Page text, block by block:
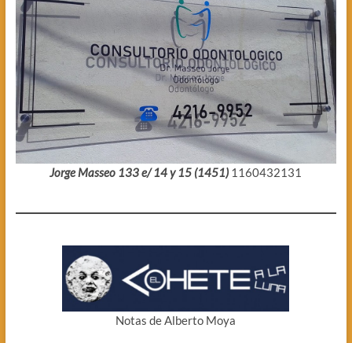
Jorge Masseo 133 e/ 14 y 15 (1451) 1160432131
Notas de Alberto Moya